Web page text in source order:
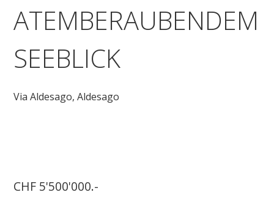
ATEMBERAUBENDEM
SEEBLICK
Via Aldesago,Aldesago
CHF 5'500'000.-